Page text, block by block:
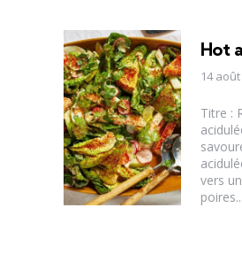
Hot
14
Titre :
vers
poires...